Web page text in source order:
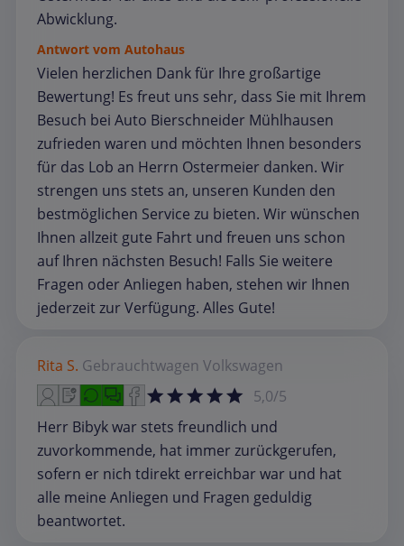
Abwicklung.
Antwort vom Autohaus
Vielen herzlichen Dank für Ihre großartige
Bewertung! Es freut uns sehr, dass Sie mit Ihrem
Besuch bei Auto Bierschneider Mühlhausen
zufrieden waren und möchten Ihnen besonders
für das Lob an Herrn Ostermeier danken. Wir
strengen uns stets an, unseren Kunden den
bestmöglichen Service zu bieten. Wir wünschen
Ihnen allzeit gute Fahrt und freuen uns schon
auf Ihren nächsten Besuch! Falls Sie weitere
Fragen oder Anliegen haben, stehen wir Ihnen
jederzeit zur Verfügung. Alles Gute!
Rita S. Gebrauchtwagen Volkswagen
5,0/5
Herr Bibyk war stets freundlich und
zuvorkommende, hat immer zurückgerufen,
sofern er nich tdirekt erreichbar war und hat
alle meine Anliegen und Fragen geduldig
beantwortet.